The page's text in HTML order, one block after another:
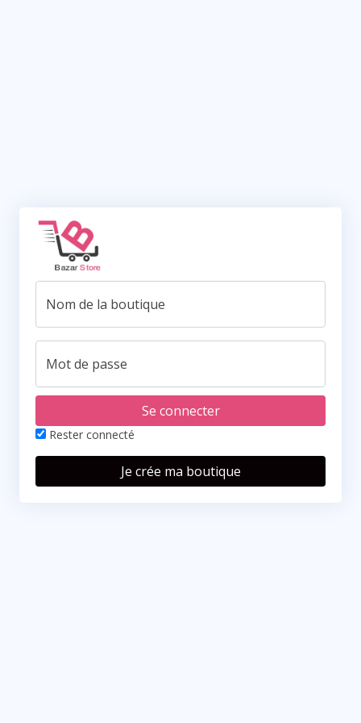
Nom de la boutique
Mot de passe
Se connecter
Rester connecté
Je crée ma boutique